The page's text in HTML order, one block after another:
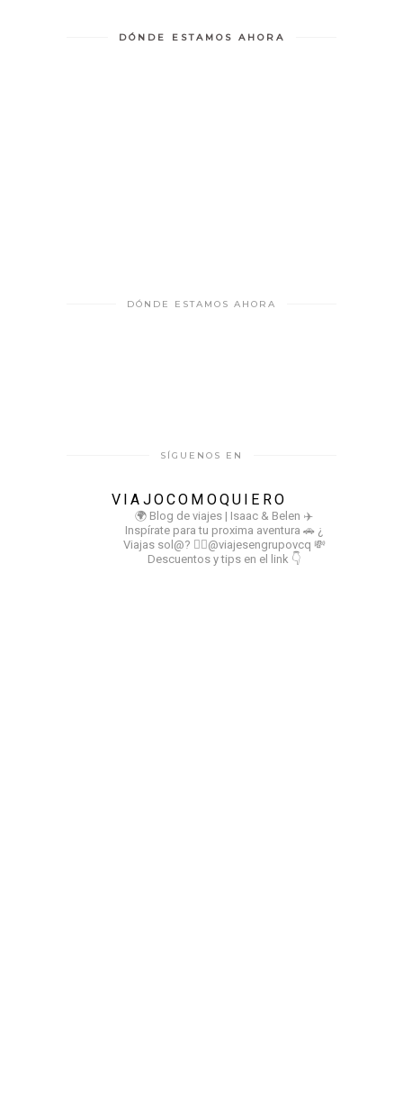
DÓNDE ESTAMOS AHORA
DÓNDE ESTAMOS AHORA
SÍGUENOS EN
VIAJOCOMOQUIERO
🌍 Blog de viajes | Isaac & Belen ✈️
Inspírate para tu proxima aventura 🚗 ¿
Viajas sol@? 👉🏻@viajesengrupovcq 💸
Descuentos y tips en el link 👇